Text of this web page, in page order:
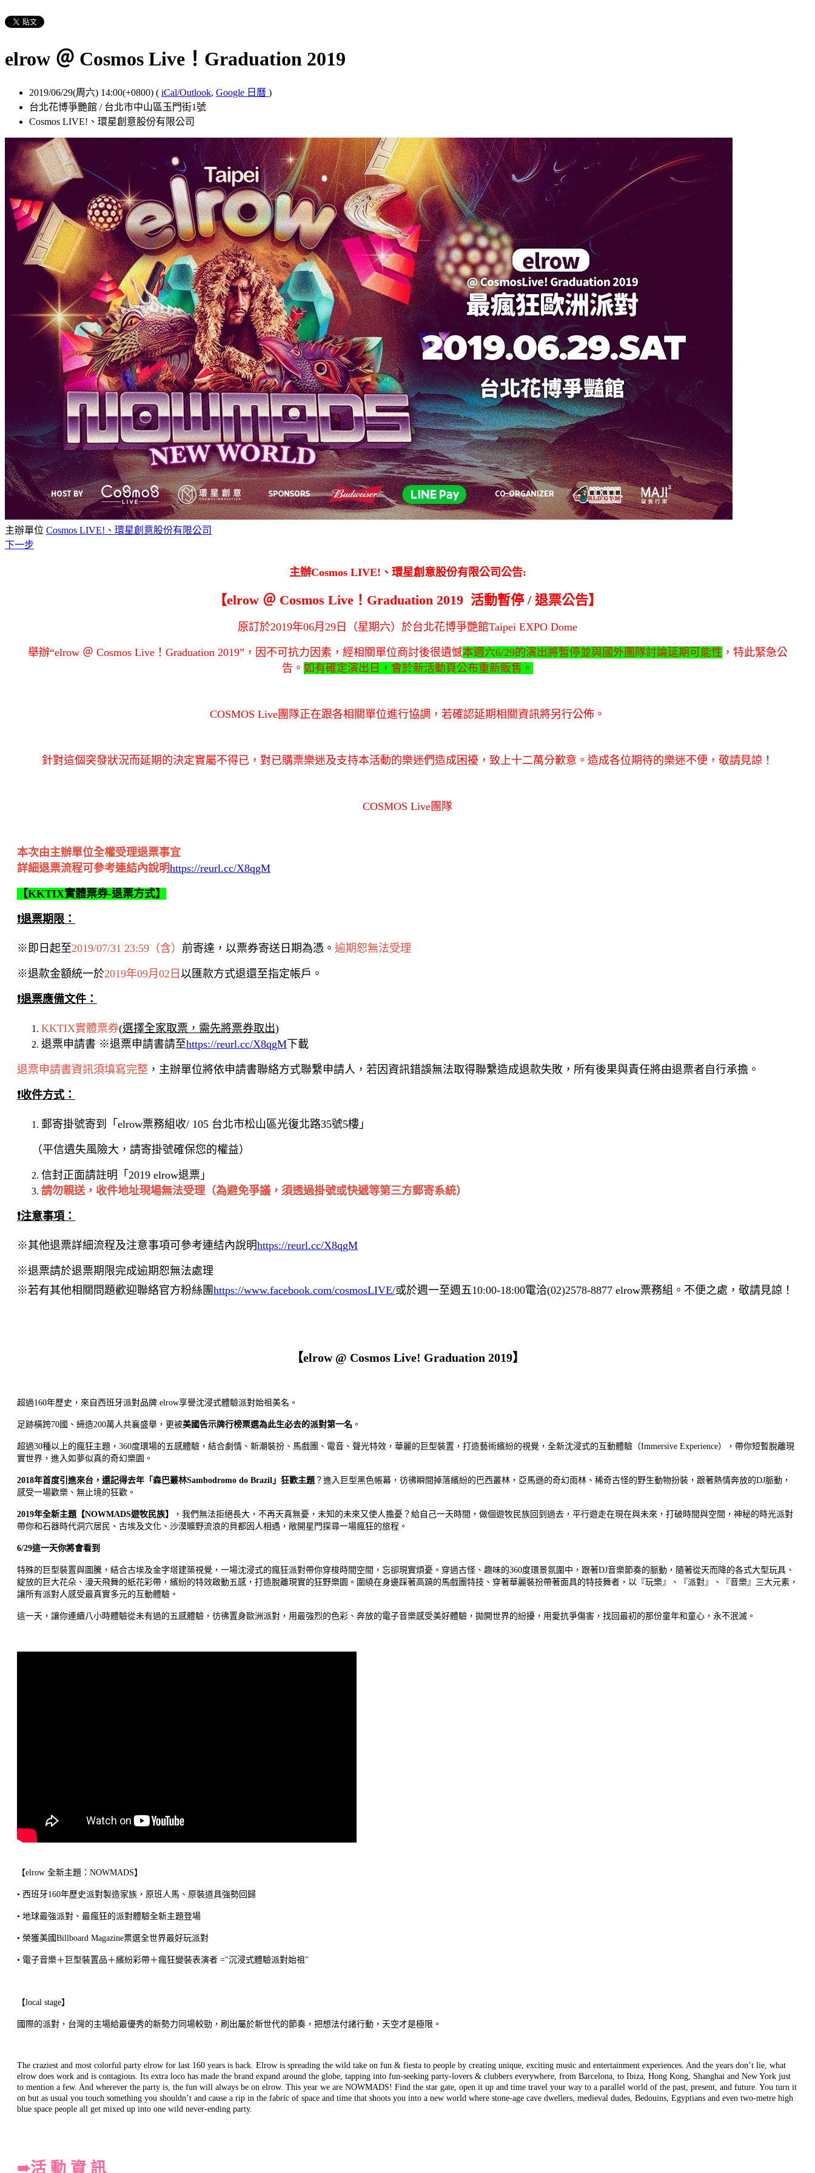
elrow ＠ Cosmos Live！Graduation 2019
2019/06/29(周六) 14:00(+0800) ( iCal/Outlook, Google 日曆 )
台北花博爭艷館 / 台北市中山區玉門街1號
Cosmos LIVE!、環星創意股份有限公司
主辦單位 Cosmos LIVE!、環星創意股份有限公司
下一步
主辦Cosmos LIVE!、環星創意股份有限公司公告:
【elrow ＠ Cosmos Live！Graduation 2019 活動暫停 / 退票公告】
原訂於2019年06月29日（星期六）於台北花博爭艷館Taipei EXPO Dome
舉辦“elrow ＠ Cosmos Live！Graduation 2019”，因不可抗力因素，經相關單位商討後很遺憾本週六6/29的演出將暫停並與國外團隊討論延期可能性 ，特此緊急公
告。 如有確定演出日，會於新活動頁公布重新販售。
COSMOS Live團隊正在跟各相關單位進行協調，若確認延期相關資訊將另行公佈。
針對這個突發狀況而延期的決定實屬不得已，對已購票樂迷及支持本活動的樂迷們造成困擾，致上十二萬分歉意。造成各位期待的樂迷不便，敬請見諒！
COSMOS Live團隊
本次由主辦單位全權受理退票事宜
詳細退票流程可參考連結內說明https://reurl.cc/X8qgM
【KKTIX實體票券-退票方式】
❗退票期限：
※即日起至2019/07/31 23:59（含） 前寄達，以票券寄送日期為憑。 逾期恕無法受理
※退款金額統一於2019年09月02日 以匯款方式退還至指定帳戶。
❗退票應備文件：
KKTIX實體票券(選擇全家取票，需先將票券取出)
退票申請書 ※退票申請書請至https://reurl.cc/X8qgM下載
退票申請書資訊須填寫完整 ，主辦單位將依申請書聯絡方式聯繫申請人，若因資訊錯誤無法取得聯繫造成退款失敗，所有後果與責任將由退票者自行承擔。
❗收件方式：
郵寄掛號寄到「elrow票務組收/ 105 台北市松山區光復北路35號5樓」
（平信遺失風險大，請寄掛號確保您的權益）
信封正面請註明「2019 elrow退票」
請勿親送，收件地址現場無法受理（為避免爭議，須透過掛號或快遞等第三方郵寄系統）
❗注意事項：
※其他退票詳細流程及注意事項可參考連結內說明https://reurl.cc/X8qgM
※退票請於退票期限完成逾期恕無法處理
※若有其他相關問題歡迎聯絡官方粉絲團https://www.facebook.com/cosmosLIVE/或於週一至週五10:00-18:00電洽(02)2578-8877 elrow票務組。不便之處，敬請見諒！
【elrow @ Cosmos Live! Graduation 2019】
超過160年歷史，來自西班牙派對品牌 elrow享譽沈浸式體驗派對始祖美名。
足跡橫跨70國、締造200萬人共襄盛舉，更被美國告示牌行榜票選為此生必去的派對第一名 。
超過30種以上的瘋狂主題，360度環場的五感體驗，結合劇情、新潮裝扮、馬戲團、電音、聲光特效，華麗的巨型裝置，打造藝術繽紛的視覺，全新沈浸式的互動體驗（Immersive Experience），帶你短暫脫離現
實世界，進入如夢似真的奇幻樂園。
2018年首度引進來台，還記得去年「森巴叢林Sambodromo do Brazil」狂歡主題 ？進入巨型黑色帳幕，彷彿瞬間掉落繽紛的巴西叢林，亞馬遜的奇幻雨林、稀奇古怪的野生動物扮裝，跟著熱情奔放的DJ脈動，
感受一場歡樂、無止境的狂歡。
2019年全新主題【NOWMADS遊牧民族】
，我們無法拒絕長大，不再天真無憂，未知的未來又使人擔憂？給自己一天時間，做個遊牧民族回到過去，平行遊走在現在與未來，打破時間與空間，神秘的時光派對
帶你和石器時代洞穴居民、古埃及文化、沙漠曠野流浪的貝都因人相遇，敞開星門探尋一場瘋狂的旅程。
6/29這一天你將會看到
特殊的巨型裝置與圖騰，結合古埃及金字塔建築視覺，一場沈浸式的瘋狂派對帶你穿梭時間空間，忘卻現實煩憂。穿過古怪、趣味的360度環景氛圍中，跟著DJ音樂節奏的脈動，隨著從天而降的各式大型玩具、
綻放的巨大花朵、漫天飛舞的紙花彩帶，繽紛的特效啟動五感，打造脫離現實的狂野樂園。圍繞在身邊踩著高蹺的馬戲團特技、穿著華麗裝扮帶著面具的特技舞者，以『玩樂』、『派對』、『音樂』三大元素，
讓所有派對人感受最真實多元的互動體驗。
這一天，讓你連續八小時體驗從未有過的五感體驗，彷彿置身歐洲派對，用最強烈的色彩、奔放的電子音樂感受美好體驗，拋開世界的紛擾，用愛抗爭傷害，找回最初的那份童年和童心，永不泯滅。
【elrow 全新主題：NOWMADS】
• 西班牙160年歷史派對製造家族，原班人馬、原裝道具強勢回歸
• 地球最強派對、最瘋狂的派對體驗全新主題登場
• 榮獲美國Billboard Magazine票選全世界最好玩派對
• 電子音樂＋巨型裝置品＋繽紛彩帶＋瘋狂變裝表演者 ="沉浸式體驗派對始祖"
【local stage】
國際的派對，台灣的主場給最優秀的新勢力同場較勁，刷出屬於新世代的節奏，把想法付諸行動，天空才是極限。
The craziest and most colorful party elrow for last 160 years is back. Elrow is spreading the wild take on fun & fiesta to people by creating unique, exciting music and entertainment experiences. And the years don’t lie, what
elrow does work and is contagious. Its extra loco has made the brand expand around the globe, tapping into fun-seeking party-lovers & clubbers everywhere, from Barcelona, to Ibiza, Hong Kong, Shanghai and New York just
to mention a few. And wherever the party is, the fun will always be on elrow. This year we are NOWMADS! Find the star gate, open it up and time travel your way to a parallel world of the past, present, and future. You turn it
on but as usual you touch something you shouldn’t and cause a rip in the fabric of space and time that shoots you into a new world where stone-age cave dwellers, medieval dudes, Bedouins, Egyptians and even two-metre high
blue space people all get mixed up into one wild never-ending party.
➠活 動 資 訊